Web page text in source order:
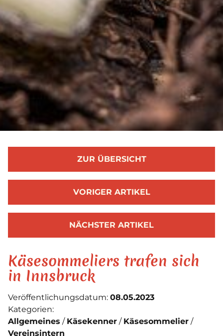
ZUR ÜBERSICHT
VORIGER ARTIKEL
NÄCHSTER ARTIKEL
Käsesommeliers trafen sich
in Innsbruck
Veröffentlichungsdatum: 08.05.2023
Kategorien:
Allgemeines
Käsekenner
Käsesommelier
Vereinsintern